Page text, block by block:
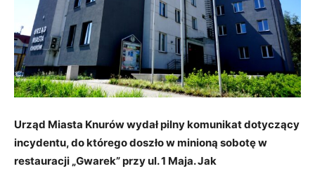
Urząd Miasta Knurów wydał pilny komunikat dotyczący
incydentu, do którego doszło w minioną sobotę w
restauracji „Gwarek” przy ul. 1 Maja. Jak